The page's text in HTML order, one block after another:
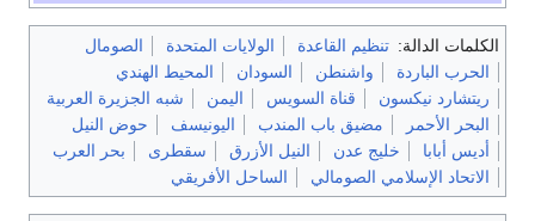
الكلمات الدالة: تنظيم القاعدة الولايات المتحدة
الصومال
الحرب الباردة
واشنطن السودان
المحيط الهندي
ريتشارد نيكسون
قناة السويس اليمن
شبه الجزيرة العربية
البحر الأحمر
مضيق باب المندب اليونيسف
حوض النيل
أديس أبابا
خليج عدن النيل الأزرق سقطرى
بحر العرب
الاتحاد الإسلامي الصومالي
الساحل الأفريقي